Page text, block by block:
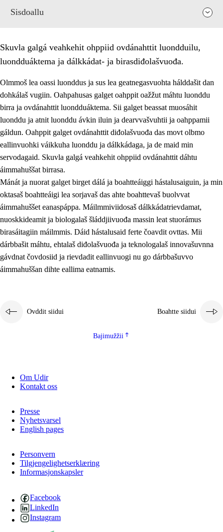
Sisdoallu
1. Oahpahusa árvovuođđu
1.1 Olmmošárvu
1.2 Identitehta ja kultuvrralaš girjáivuohta
1.3 Kritihkalaš jurddašeapmi ja ehtalaš diđolašvuohta
1.4 Hutkanillu, beroštupmi ja suokkardanhuovva
1.5 Luondduákten ja birasdiđolašvuohta
Demokratiija ja mielváikkuheapmi
Skuvla galgá veahkehit ohppiid ovdánahttit luondduilu,
luondduáktema ja dálkkádat- ja birasdiđolašvuođa.
Olmmoš lea oassi luonddus ja sus lea geatnegasvuohta hálddašit dan
dohkálaš vugiin. Oahpahusas galget oahppit oažžut máhtu luonddu
birra ja ovdánahttit luondduáktema. Sii galget beassat muosáhit
luonddu ja atnit luonddu ávkin iluin ja dearvvašvuhtii ja oahppamii
gáldun. Oahppit galget ovdánahttit diđolašvuođa das movt olbmo
eallinvuohki váikkuha luonddu ja dálkkádaga, ja de maid min
servodagaid. Skuvla galgá veahkehit ohppiid ovdánahttit dáhtu
áimmahuššat birrasa.
Mánát ja nuorat galget birget dálá ja boahtteáiggi hástalusaiguin, ja min
oktasaš boahtteáigi lea sorjavaš das ahte boahttevaš buolvvat
áimmahuššet eanaspáppa. Máilmmiviidosaš dálkkádatrievdamat,
nuoskkideamit ja biologalaš šláddjiivuođa massin leat stuorámus
birasáitagiin máilmmis. Dáid hástalusaid ferte čoavdit ovttas. Mii
dárbbašit máhtu, ehtalaš diđolašvuođa ja teknologalaš innovašuvnna
gávdnat čovdosiid ja rievdadit eallinvuogi nu go dárbbašuvvo
áimmahuššan dihte eallima eatnamis.
Ovddit siidui Boahtte siidui
Bajimužžii
Om Udir
Kontakt oss
Presse
Nyhetsvarsel
English pages
Personvern
Tilgjengelighetserklæring
Informasjonskapsler
Facebook
LinkedIn
Instagram